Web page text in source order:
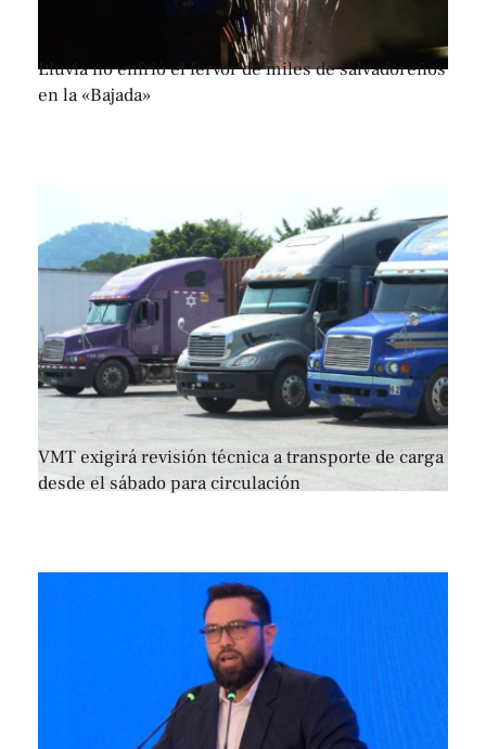
Lluvia no enfrió el fervor de miles de salvadoreños
en la «Bajada»
VMT exigirá revisión técnica a transporte de carga
desde el sábado para circulación